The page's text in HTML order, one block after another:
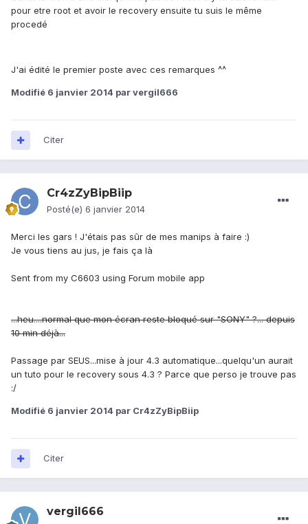
pour etre root et avoir le recovery ensuite tu suis le même
procedé
J'ai édité le premier poste avec ces remarques ^^
Modifié 6 janvier 2014 par vergil666
Citer
Cr4zZyBipBiip
Posté(e) 6 janvier 2014
Merci les gars ! J'étais pas sûr de mes manips à faire :)
Je vous tiens au jus, je fais ça là
Sent from my C6603 using Forum mobile app
...heu....normal que mon écran reste bloqué sur "SONY" ?... depuis
10 min déjà...
Passage par SEUS...mise à jour 4.3 automatique...quelqu'un aurait
un tuto pour le recovery sous 4.3 ? Parce que perso je trouve pas
:/
Modifié 6 janvier 2014 par Cr4zZyBipBiip
Citer
vergil666